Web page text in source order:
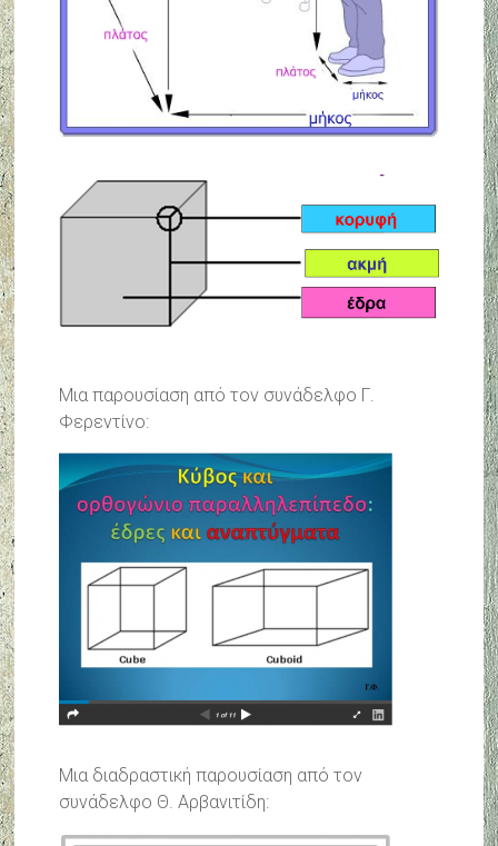
Μια παρουσίαση από τον συνάδελφο Γ.
Φερεντίνο:
Μια διαδραστική παρουσίαση από τον
συνάδελφο Θ. Αρβανιτίδη: